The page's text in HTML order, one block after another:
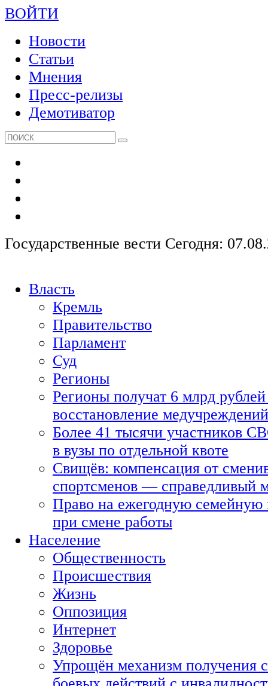
ВОЙТИ
Новости
Статьи
Мнения
Пресс-релизы
Демотиватор
Государственные вести Сегодня:
Власть
Кремль
Правительство
Парламент
Суд
Регионы
Регионы получат 6 млрд рублей
восстановление медучреждений
Более 41 тысячи участников
в вузы по отдельной квоте
Свищёв: компенсация от
спортсменов — справедливый
Право на ежегодную семейную
при смене работы
Население
Общественность
Происшествия
Жизнь
Оппозиция
Интернет
Здоровье
Упрощён механизм получения